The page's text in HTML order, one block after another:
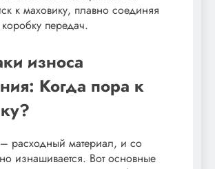
к маховику, плавно соединяя
передач.
износа
Когда пора к
расходный материал, и со
изнашивается. Вот основные